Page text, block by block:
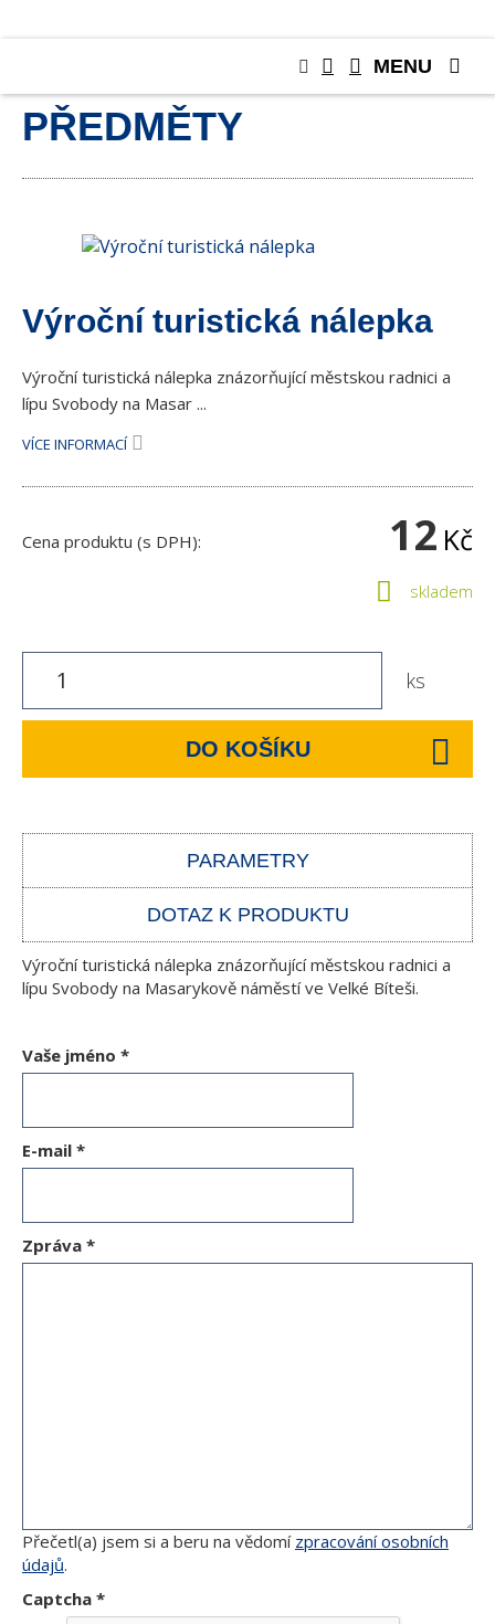
SBĚRATELSKÉ
PŘEDMĚTY
Výroční turistická nálepka
Výroční turistická nálepka znázorňující městskou radnici a
lípu Svobody na Masar ...
VÍCE INFORMACÍ
Cena produktu (s DPH): 12Kč
skladem
ks
DO KOŠÍKU
PARAMETRY
DOTAZ K PRODUKTU
Výroční turistická nálepka znázorňující městskou radnici a
lípu Svobody na Masarykově náměstí ve Velké Bíteši.
Vaše jméno *
E-mail *
Zpráva *
Přečetl(a) jsem si a beru na vědomí zpracování osobních
údajů.
Captcha *
MENU